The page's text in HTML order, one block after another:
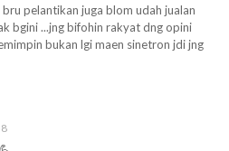
pelantikan juga blom udah jualan
bgini ...jng bifohin rakyat dng opini
bukan lgi maen sinetron jdi jng